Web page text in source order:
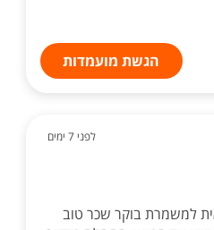
הגשת מועמדות
לפני 7 ימים
למשמרת בוקר שכר טוב